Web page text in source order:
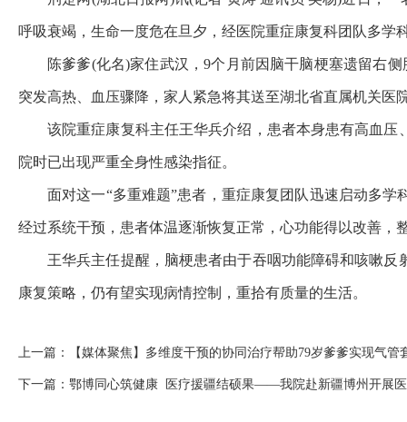
呼吸衰竭，生命一度危在旦夕，经医院重症康复科团队多学
陈爹爹(化名)家住武汉，9个月前因脑干脑梗塞遗留右
突发高热、血压骤降，家人紧急将其送至湖北省直属机关医
该院重症康复科主任王华兵介绍，患者本身患有高血
院时已出现严重全身性感染指征。
面对这一“多重难题”患者，重症康复团队迅速启动多
经过系统干预，患者体温逐渐恢复正常，心功能得以改善，
王华兵主任提醒，脑梗患者由于吞咽功能障碍和咳嗽
康复策略，仍有望实现病情控制，重拾有质量的生活。
上一篇： 【媒体聚焦】多维度干预的协同治疗帮助79岁爹爹实现气管
下一篇： 鄂博同心筑健康 医疗援疆结硕果——我院赴新疆博州开展